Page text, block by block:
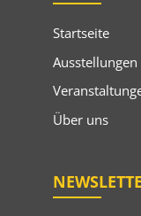
Startseite
Ausstellungen
Über uns